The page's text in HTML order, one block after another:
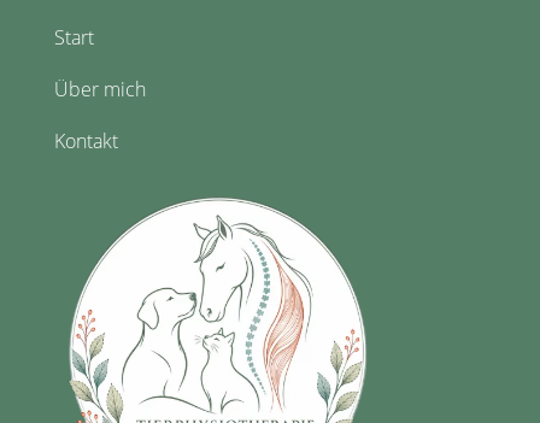
Start
Über mich
Kontakt